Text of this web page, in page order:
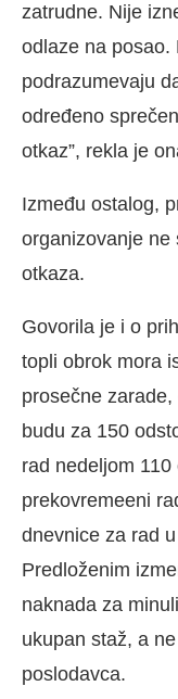
zatrudne. Nije
odlaze na posao.
podrazumevaju
određeno
otkaz”, rekla je
Između ostalog,
organizovanje ne
otkaza.
Govorila je i o
topli obrok mora
prosečne
budu za 150
rad nedeljom
prekovremeeni
dnevnice za rad
Predloženim
naknada za
ukupan staž, a
poslodavca.